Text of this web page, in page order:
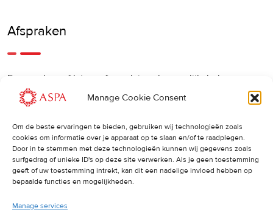
Manage Cookie Consent
Om de beste ervaringen te bieden, gebruiken wij technologieën zoals
cookies om informatie over je apparaat op te slaan en/of te raadplegen.
Door in te stemmen met deze technologieën kunnen wij gegevens zoals
surfgedrag of unieke ID's op deze site verwerken. Als je geen toestemming
geeft of uw toestemming intrekt, kan dit een nadelige invloed hebben op
bepaalde functies en mogelijkheden.
Manage services
Afspraken
Een eerdere of latere afspraak is ook mogelijk, bel ons
gerust.
Cancellations:
Indien u een afspraak wilt wijzigen of annuleren, vragen wij
u dit 24 uur van tevoren door te geven. Anders worden de